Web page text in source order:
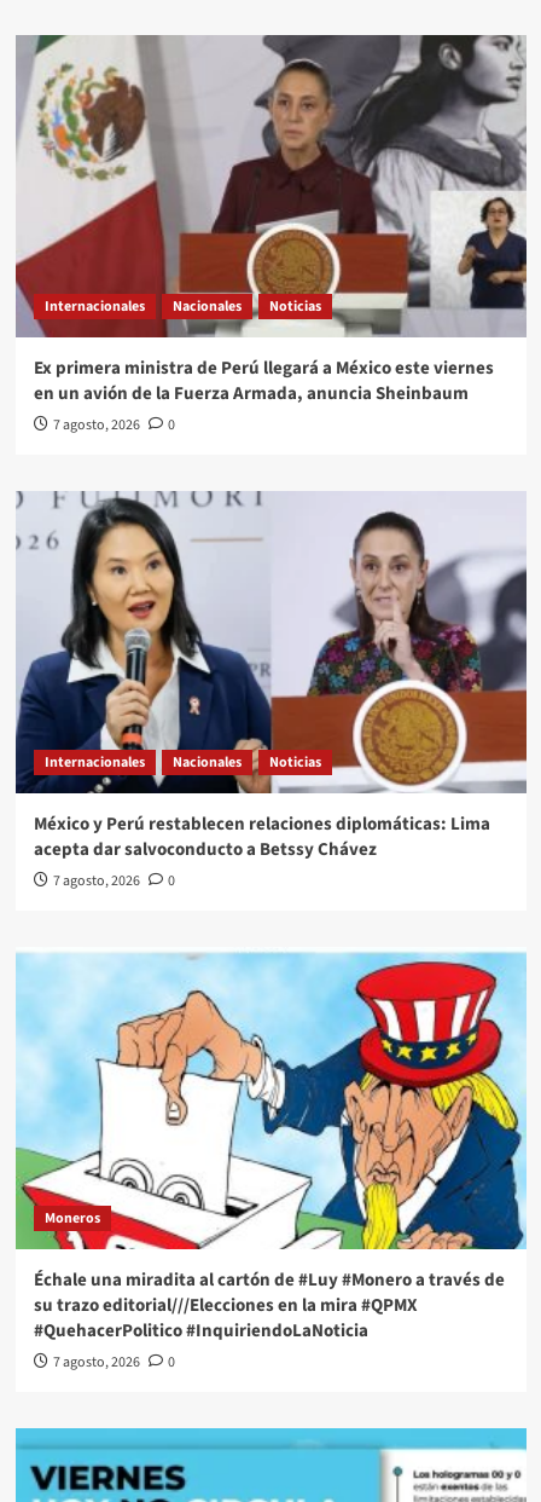
Internacionales Nacionales Noticias
Ex primera ministra de Perú llegará a México este viernes
en un avión de la Fuerza Armada, anuncia Sheinbaum
7 agosto, 2026 0
Internacionales Nacionales Noticias
México y Perú restablecen relaciones diplomáticas: Lima
acepta dar salvoconducto a Betssy Chávez
7 agosto, 2026 0
Moneros
Échale una miradita al cartón de #Luy #Monero a través de
su trazo editorial///Elecciones en la mira #QPMX
#QuehacerPolitico #InquiriendoLaNoticia
7 agosto, 2026 0